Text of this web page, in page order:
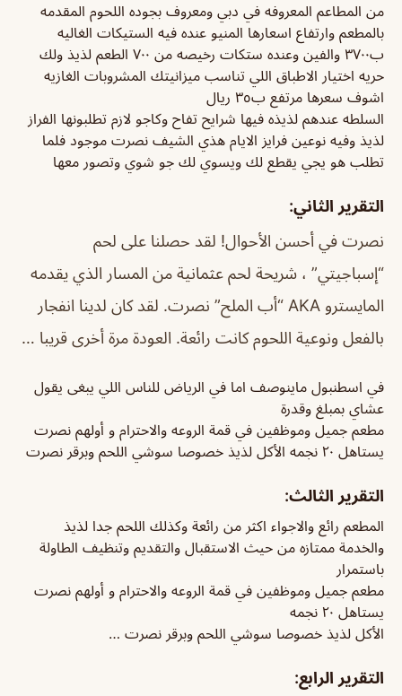
من المطاعم المعروفه في دبي ومعروف بجوده اللحوم المقدمه
بالمطعم وارتفاع اسعارها المنيو عنده فيه الستيكات الغاليه
ب٣٧٠٠ والفين وعنده ستكات رخيصه من ٧٠٠ الطعم لذيذ ولك
حريه اختيار الاطباق اللي تناسب ميزانيتك المشروبات الغازيه
اشوف سعرها مرتفع ب٣٥ ريال
السلطه عندهم لذيذه فيها شرايح تفاح وكاجو لازم تطلبونها الفراز
لذيذ وفيه نوعين فرايز الايام هذي الشيف نصرت موجود فلما
تطلب هو يجي يقطع لك ويسوي لك جو شوي وتصور معها
التقرير الثاني:
نصرت في أحسن الأحوال! لقد حصلنا على لحم
“إسباجيتي” ، شريحة لحم عثمانية من المسار الذي يقدمه
المايسترو AKA “أب الملح” نصرت. لقد كان لدينا انفجار
بالفعل ونوعية اللحوم كانت رائعة. العودة مرة أخرى قريبا …
في اسطنبول ماينوصف اما في الرياض للناس اللي يبغى يقول
عشاي بمبلغ وقدرة
مطعم جميل وموظفين في قمة الروعه والاحترام و أولهم نصرت
يستاهل ٢٠ نجمه الأكل لذيذ خصوصا سوشي اللحم وبرقر نصرت
التقرير الثالث:
المطعم رائع والاجواء اكثر من رائعة وكذلك اللحم جدا لذيذ
والخدمة ممتازه من حيث الاستقبال والتقديم وتنظيف الطاولة
باستمرار
مطعم جميل وموظفين في قمة الروعه والاحترام و أولهم نصرت
يستاهل ٢٠ نجمه
الأكل لذيذ خصوصا سوشي اللحم وبرقر نصرت …
التقرير الرابع: